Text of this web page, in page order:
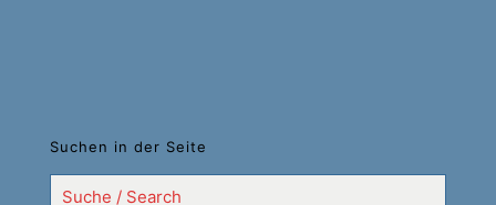
Suchen in der Seite